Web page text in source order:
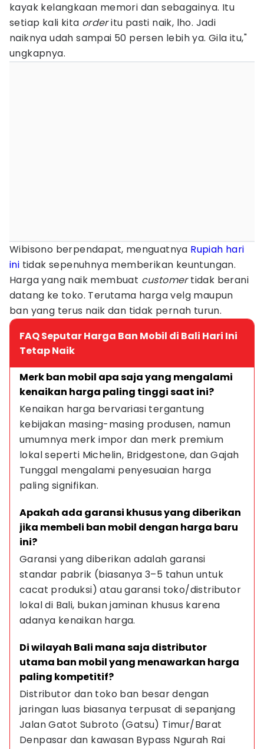
kayak kelangkaan memori dan sebagainya. Itu
setiap kali kita orderitu pasti naik, lho. Jadi
naiknya udah sampai 50 persen lebih ya. Gila itu,"
ungkapnya.
Wibisono berpendapat, menguatnya Rupiah hari
ini tidak sepenuhnya memberikan keuntungan.
Harga yang naik membuat customertidak berani
datang ke toko. Terutama harga velg maupun
ban yang terus naik dan tidak pernah turun.
FAQ Seputar Harga Ban Mobil di Bali Hari Ini
Tetap Naik
Merk ban mobil apa saja yang mengalami
kenaikan harga paling tinggi saat ini?
Kenaikan harga bervariasi tergantung
kebijakan masing-masing produsen, namun
umumnya merk impor dan merk premium
lokal seperti Michelin, Bridgestone, dan Gajah
Tunggal mengalami penyesuaian harga
paling signifikan.
Apakah ada garansi khusus yang diberikan
jika membeli ban mobil dengan harga baru
ini?
Garansi yang diberikan adalah garansi
standar pabrik (biasanya 3–5 tahun untuk
cacat produksi) atau garansi toko/distributor
lokal di Bali, bukan jaminan khusus karena
adanya kenaikan harga.
Di wilayah Bali mana saja distributor
utama ban mobil yang menawarkan harga
paling kompetitif?
Distributor dan toko ban besar dengan
jaringan luas biasanya terpusat di sepanjang
Jalan Gatot Subroto (Gatsu) Timur/Barat
Denpasar dan kawasan Bypass Ngurah Rai